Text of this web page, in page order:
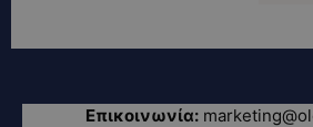
Επικοινωνία: